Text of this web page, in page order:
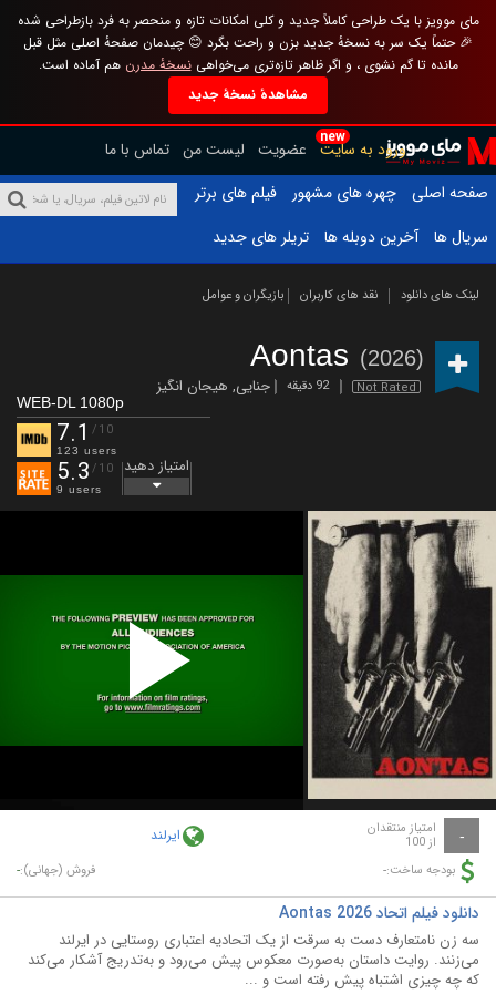
مای موویز با یک طراحی کاملاً جدید و کلی امکانات تازه و منحصر به فرد بازطراحی شده
🎉 حتماً یک سر به نسخهٔ جدید بزن و راحت بگرد 😊 چیدمان صفحهٔ اصلی مثل قبل
مانده تا گم نشوی ، و اگر ظاهر تازه‌تری می‌خواهینسخهٔ مدرن هم آماده است.
مشاهدهٔ نسخهٔ جدید
new
ورود به سایت عضویت لیست من تماس با ما
صفحه اصلی
چهره های مشهور
فیلم های برتر
سریال ها
آخرین دوبله ها تریلر های جدید
لینک های دانلود نقد های کاربران بازیگران و عوامل
Aontas (2026)
Not Rated 92 دقیقه جنایی, هیجان انگیز
WEB-DL 1080p
7.1 /10
123 users
5.3 /10
9 users
امتیاز دهید
Play
Video
- امتیاز منتقدان
از 100 ایرلند
بودجه ساخت:- فروش (جهانی):-
دانلود فیلم اتحاد Aontas 2026
سه زن نامتعارف دست به سرقت از یک اتحادیه اعتباری روستایی در ایرلند
می‌زنند. روایت داستان به‌صورت معکوس پیش می‌رود و به‌تدریج آشکار می‌کند
که چه چیزی اشتباه پیش رفته است و ...